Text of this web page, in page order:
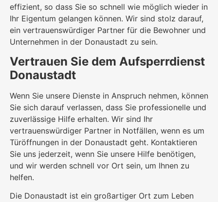
effizient, so dass Sie so schnell wie möglich wieder in
Ihr Eigentum gelangen können. Wir sind stolz darauf,
ein vertrauenswürdiger Partner für die Bewohner und
Unternehmen in der Donaustadt zu sein.
Vertrauen Sie dem Aufsperrdienst
Donaustadt
Wenn Sie unsere Dienste in Anspruch nehmen, können
Sie sich darauf verlassen, dass Sie professionelle und
zuverlässige Hilfe erhalten. Wir sind Ihr
vertrauenswürdiger Partner in Notfällen, wenn es um
Türöffnungen in der Donaustadt geht. Kontaktieren
Sie uns jederzeit, wenn Sie unsere Hilfe benötigen,
und wir werden schnell vor Ort sein, um Ihnen zu
helfen.
Die Donaustadt ist ein großartiger Ort zum Leben